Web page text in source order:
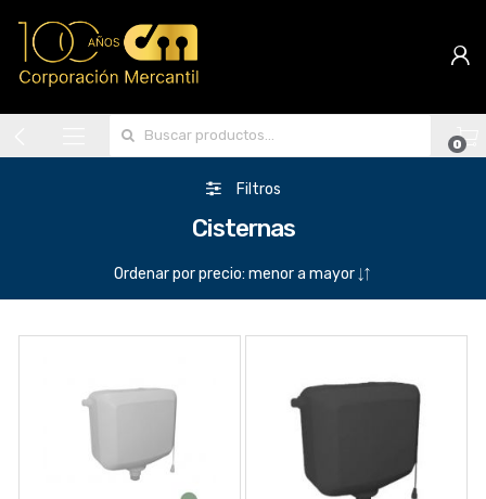
0
Filtros
Cisternas